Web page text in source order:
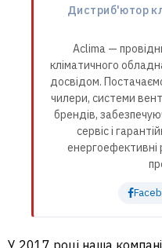
Дистриб'ютор
Aclima —
кліматичного
досвідом.
чилери, системи
брендів,
сервіс і
енергоефективні
У 2017 році наша